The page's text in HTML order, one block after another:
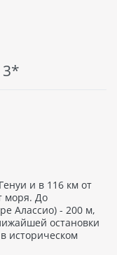
3*
и в 116 км от
моря. До
Алассио) - 200 м,
остановки
историческом